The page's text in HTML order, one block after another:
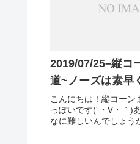
2019/07/25–縦コ
道~ノーズは素早
こんにちは！縦コーン
っぽいです(´・∀・｀)
なに難しいんでしょう
だのオーリーなのに(´